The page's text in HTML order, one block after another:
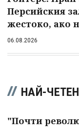
Персийския
жестоко, ако
06.08.2026
НАЙ-
"Почти